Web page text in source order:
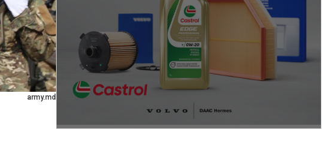
army.md